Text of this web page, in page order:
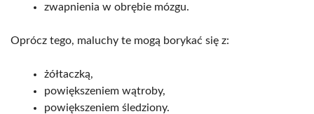
zwapnienia w obrębie mózgu.
Oprócz tego, maluchy te mogą borykać się z:
żółtaczką,
powiększeniem wątroby,
powiększeniem śledziony.